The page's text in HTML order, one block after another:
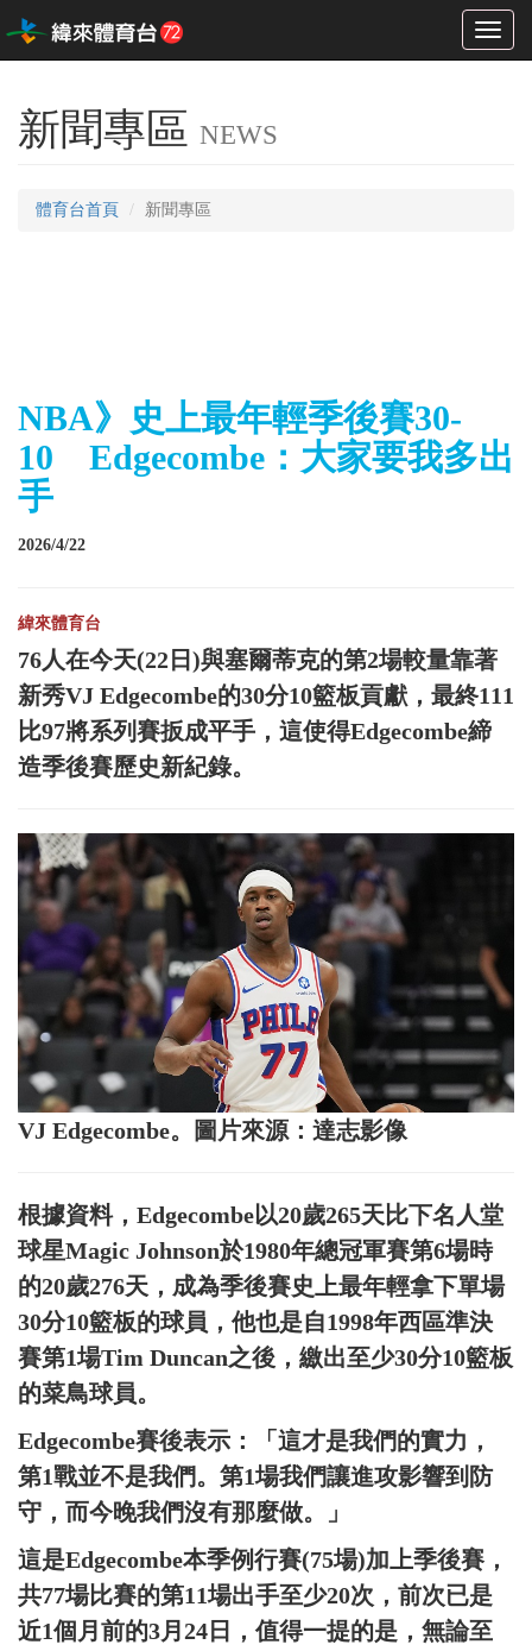
Toggle
新聞專區 NEWS
體育台首頁 新聞專區
NBA》史上最年輕季後賽30-
10 Edgecombe：大家要我多出
手
2026/4/22
緯來體育台
76人在今天(22日)與塞爾蒂克的第2場較量靠著
新秀VJ Edgecombe的30分10籃板貢獻，最終111
比97將系列賽扳成平手，這使得Edgecombe締
造季後賽歷史新紀錄。
VJ Edgecombe。圖片來源：達志影像
根據資料，Edgecombe以20歲265天比下名人堂
球星Magic Johnson於1980年總冠軍賽第6場時
的20歲276天，成為季後賽史上最年輕拿下單場
30分10籃板的球員，他也是自1998年西區準決
賽第1場Tim Duncan之後，繳出至少30分10籃板
的菜鳥球員。
Edgecombe賽後表示：「這才是我們的實力，
第1戰並不是我們。第1場我們讓進攻影響到防
守，而今晚我們沒有那麼做。」
這是Edgecombe本季例行賽(75場)加上季後賽，
共77場比賽的第11場出手至少20次，前次已是
近1個月前的3月24日，值得一提的是，無論至